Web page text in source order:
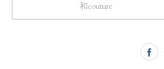
和couture